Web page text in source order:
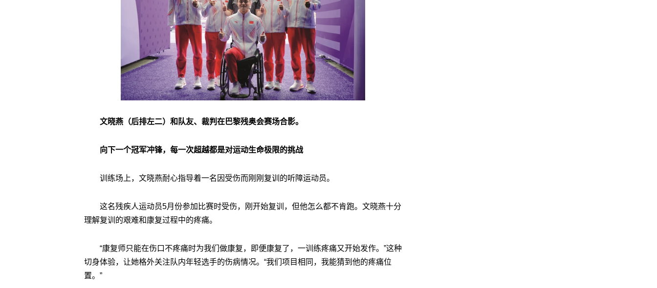
文晓燕（后排左二）和队友、裁判在巴黎残奥会赛场合影。
向下一个冠军冲锋，每一次超越都是对运动生命极限的挑战
训练场上，文晓燕耐心指导着一名因受伤而刚刚复训的听障运动员。
这名残疾人运动员5月份参加比赛时受伤，刚开始复训，但他怎么都不肯跑。文晓燕十分
理解复训的艰难和康复过程中的疼痛。
“康复师只能在伤口不疼痛时为我们做康复，即便康复了，一训练疼痛又开始发作。”这种
切身体验，让她格外关注队内年轻选手的伤病情况。“我们项目相同，我能猜到他的疼痛位
置。”